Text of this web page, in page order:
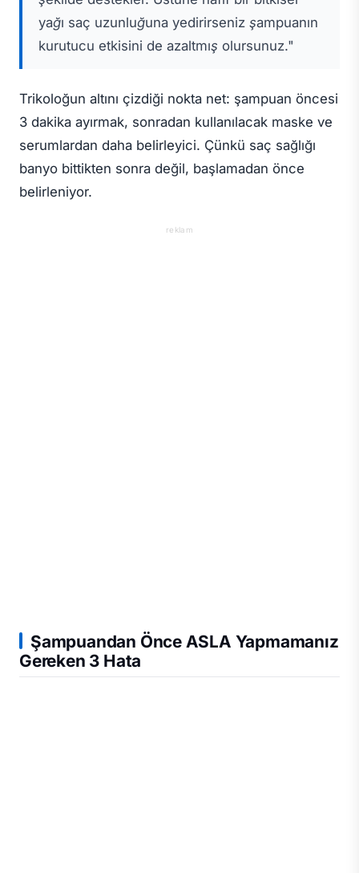
yağı saç uzunluğuna yedirirseniz şampuanın
kurutucu etkisini de azaltmış olursunuz."
Trikoloğun altını çizdiği nokta net: şampuan öncesi
3 dakika ayırmak, sonradan kullanılacak maske ve
serumlardan daha belirleyici. Çünkü saç sağlığı
banyo bittikten sonra değil, başlamadan önce
belirleniyor.
reklam
Şampuandan Önce ASLA Yapmamanız
Gereken 3 Hata